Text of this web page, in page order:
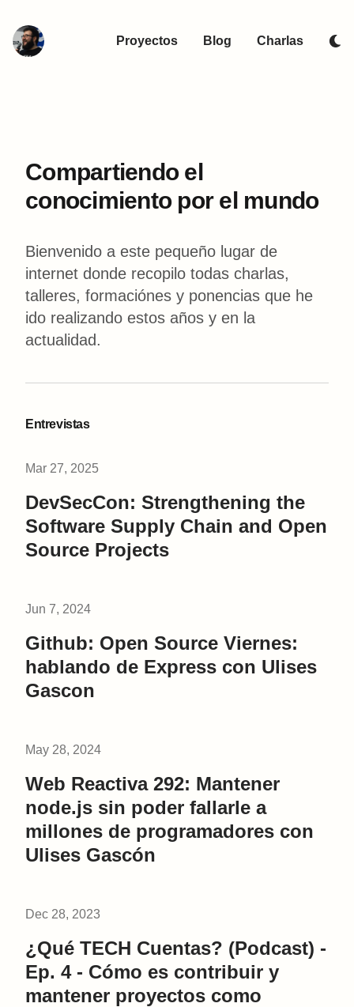
Proyectos Blog Charlas
Compartiendo el
conocimiento por el mundo
Bienvenido a este pequeño lugar de
internet donde recopilo todas charlas,
talleres, formaciónes y ponencias que he
ido realizando estos años y en la
actualidad.
Entrevistas
Mar 27, 2025
DevSecCon: Strengthening the
Software Supply Chain and Open
Source Projects
Jun 7, 2024
Github: Open Source Viernes:
hablando de Express con Ulises
Gascon
May 28, 2024
Web Reactiva 292: Mantener
node.js sin poder fallarle a
millones de programadores con
Ulises Gascón
Dec 28, 2023
¿Qué TECH Cuentas? (Podcast) -
Ep. 4 - Cómo es contribuir y
mantener proyectos como